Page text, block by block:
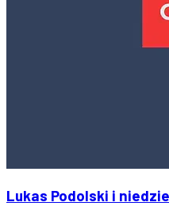
Lukas Podolski i